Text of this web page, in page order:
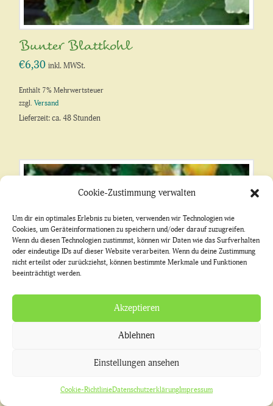
Cookie-Zustimmung verwalten
Um dir ein optimales Erlebnis zu bieten, verwenden wir Technologien wie
Cookies, um Geräteinformationen zu speichern und/oder darauf zuzugreifen.
Wenn du diesen Technologien zustimmst, können wir Daten wie das Surfverhalten
oder eindeutige IDs auf dieser Website verarbeiten. Wenn du deine Zustimmung
nicht erteilst oder zurückziehst, können bestimmte Merkmale und Funktionen
beeinträchtigt werden.
Akzeptieren
Ablehnen
Einstellungen ansehen
Cookie-RichtlinieDatenschutzerklärungImpressum
Bunter Blattkohl
€6,30 inkl. MWSt.
Enthält 7% Mehrwertsteuer
zzgl.Versand
Lieferzeit: ca. 48 Stunden